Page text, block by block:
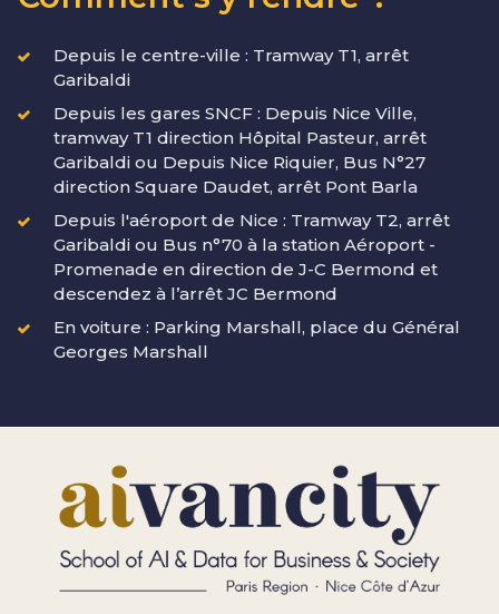
Depuis le centre-ville : Tramway T1, arrêt
Garibaldi
Depuis les gares SNCF : Depuis Nice Ville,
tramway T1 direction Hôpital Pasteur, arrêt
Garibaldi ou Depuis Nice Riquier, Bus N°27
direction Square Daudet, arrêt Pont Barla
Depuis l'aéroport de Nice : Tramway T2, arrêt
Garibaldi ou Bus n°70 à la station Aéroport -
Promenade en direction de J-C Bermond et
descendez à l’arrêt JC Bermond
En voiture : Parking Marshall, place du Général
Georges Marshall